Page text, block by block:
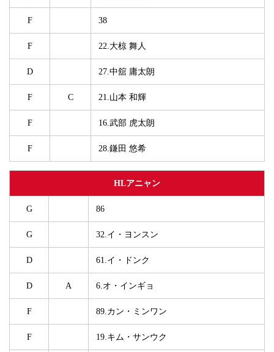
F 38
F 22.大椋 舞人
D 27.中舘 庸太朗
F C 21.山本 和輝
F 16.武部 虎太朗
F 28.鎌田 悠希
HLアニャン
G 86
G 32.イ・ヨンスン
D 61.イ・ドンク
D A 6.オ・インギョ
F 89.カン・ミンワン
F 19.キム・サンウク